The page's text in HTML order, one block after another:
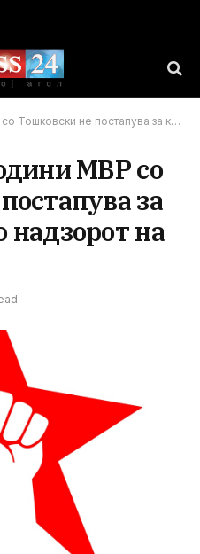
за криминалот со надзорот на Бехтел и Енка
МВР со
за
надзорот на